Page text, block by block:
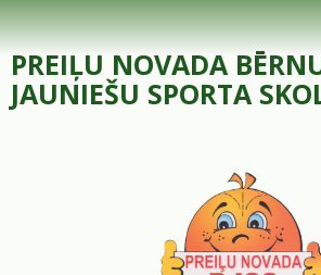
Skip
to
content
PREIĻU NOVADA
JAUNIEŠU SPORTA